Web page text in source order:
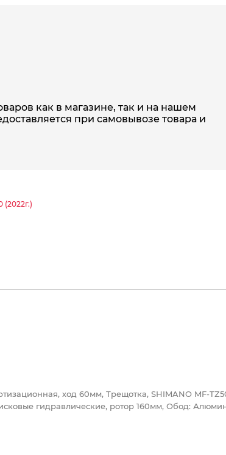
как в магазине, так и на нашем
при самовывозе товара и
(2022г.)
ход 60мм, Трещотка, SHIMANO MF-
гидравлические, ротор 160мм, Обод: